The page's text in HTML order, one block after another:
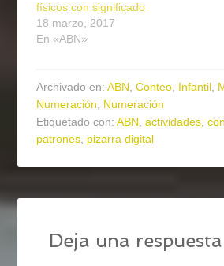
físicos con significado
18 marzo, 2017
En «ABN»
Archivado en:ABN,Conteo, Infantil,
Numeración, Numeración
Etiquetado con:ABN,actividades,
patrones, pizarra digital
Deja una respuesta